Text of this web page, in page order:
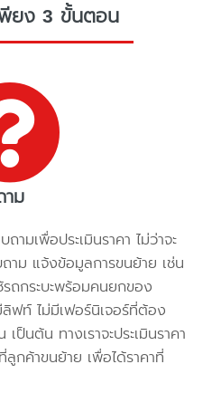
ยง 3 ขั้นตอน
าม
ามเพื่อประเมินราคา ไม่ว่าจะ
าม แจ้งข้อมูลการขนย้าย เช่น
ถกระบะพร้อมคนยกของ
ฟท์ ไม่มีเฟอร์นิเจอร์ที่ต้อง
นต้น ทางเราจะประเมินราคา
ลูกค้าขนย้าย เพื่อได้ราคาที่